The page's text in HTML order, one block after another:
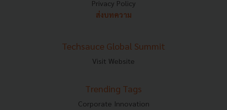
Privacy Policy
ส่งบทความ
Techsauce Global Summit
Visit Website
Trending Tags
Corporate Innovation